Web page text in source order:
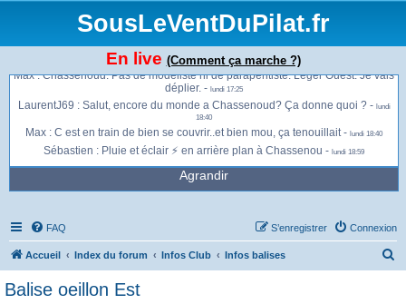
SousLeVentDuPilat.fr
En live (Comment ça marche ?)
lundi 11:47
Flavin Jeremy : Je vais décoller de chassenoud ça semble bien Legé NW par
Max : Du monde à Chassenoud ? -lundi 16:23
Max : Chassenoud. Pas de modéliste ni de parapentiste. Léger Ouest. Je vais
déplier. - lundi 17:25
LaurentJ69 : Salut, encore du monde a Chassenoud? Ça donne quoi ? - lundi
18:40
Max : C est en train de bien se couvrir..et bien mou, ça tenouillait - lundi 18:40
Sébastien : Pluie et éclair ⚡️ en arrière plan à Chassenou - lundi 18:59
Agrandir
FAQ Connexion
S’enregistrer
Accueil Index du forum Infos Club Infos balises
Balise oeillon Est